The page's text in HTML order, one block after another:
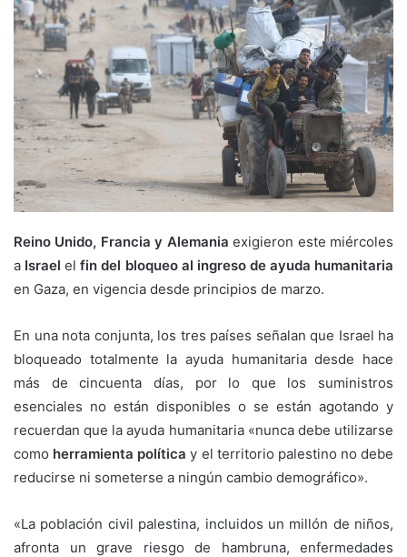
Reino Unido, Francia y Alemania exigieron este miércoles
a Israel el fin del bloqueo al ingreso de ayuda humanitaria
en Gaza, en vigencia desde principios de marzo.
En una nota conjunta, los tres países señalan que Israel ha
bloqueado totalmente la ayuda humanitaria desde hace
más de cincuenta días, por lo que los suministros
esenciales no están disponibles o se están agotando y
recuerdan que la ayuda humanitaria «nunca debe utilizarse
como herramienta política y el territorio palestino no debe
reducirse ni someterse a ningún cambio demográfico».
«La población civil palestina, incluidos un millón de niños,
afronta un grave riesgo de hambruna, enfermedades